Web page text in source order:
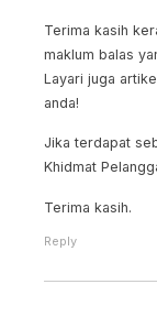
Terima kasih
maklum balas
Layari juga
anda!
Jika terdapat
Khidmat
Terima kasih.
Reply